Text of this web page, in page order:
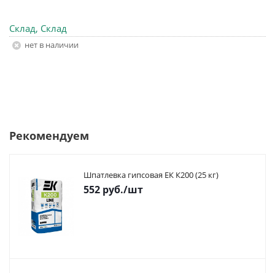
Склад, Склад
Нет в наличии
Рекомендуем
Шпатлевка гипсовая ЕК К200 (25 кг)
552 руб./шт